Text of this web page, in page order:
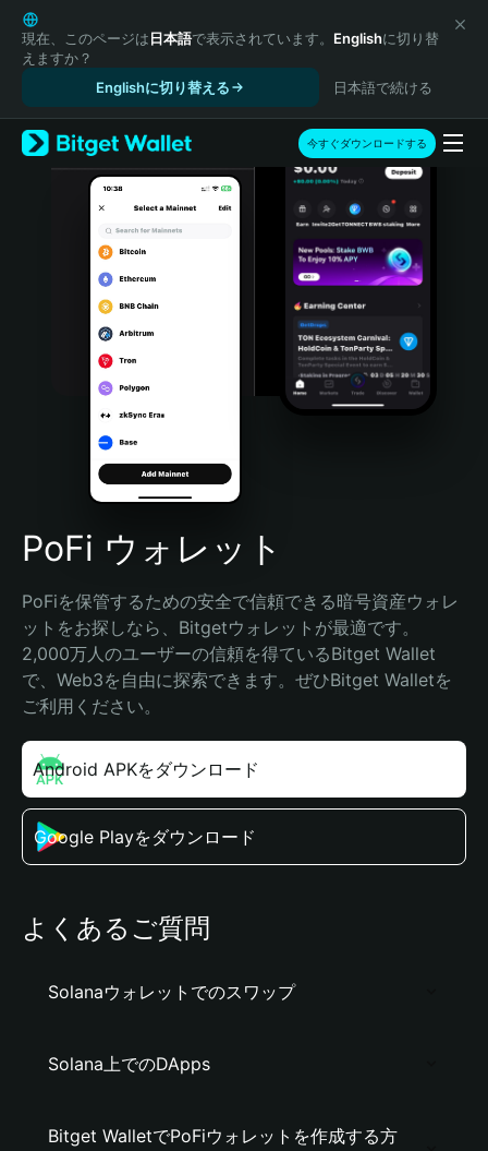
English
日本語
Tiếng Việt
Español (Latinoamérica)
Türkçe
Italiano
Português (Portugal)
Bahasa Indonesia
Português (Brasil)
Español (Argentina)
現在、このページは日本語で表示されています。 Englishに切り替
えますか？
Englishに切り替える
日本語で続ける
今すぐダウンロードする
PoFi ウォレット
PoFiを保管するための安全で信頼できる暗号資産ウォレ
ットをお探しなら、Bitgetウォレットが最適です。
2,000万人のユーザーの信頼を得ているBitget Wallet
で、Web3を自由に探索できます。ぜひBitget Walletを
ご利用ください。
Android APKをダウンロード
Google Playをダウンロード
よくあるご質問
Solanaウォレットでのスワップ
Solana上でのDApps
Bitget WalletでPoFiウォレットを作成する方